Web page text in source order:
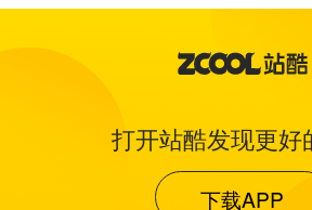
打开站酷发现更好
下载APP